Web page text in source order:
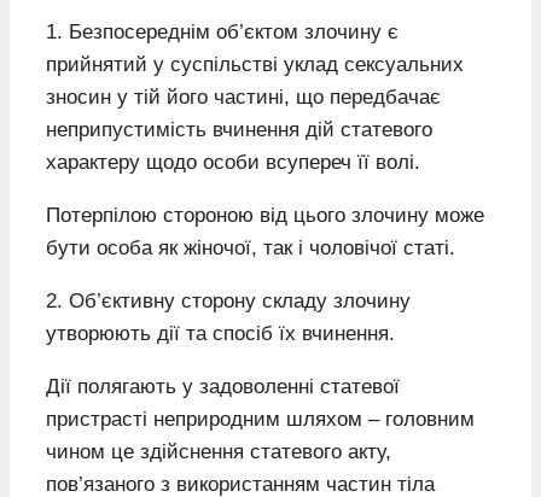
1. Безпосереднім об’єктом злочину є
прийнятий у суспільстві уклад сексуальних
зносин у тій його частині, що передбачає
неприпустимість вчинення дій статевого
характеру щодо особи всупереч її волі.
Потерпілою стороною від цього злочину може
бути особа як жіночої, так і чоловічої статі.
2. Об’єктивну сторону складу злочину
утворюють дії та спосіб їх вчинення.
Дії полягають у задоволенні статевої
пристрасті неприродним шляхом – головним
чином це здійснення статевого акту,
пов’язаного з використанням частин тіла